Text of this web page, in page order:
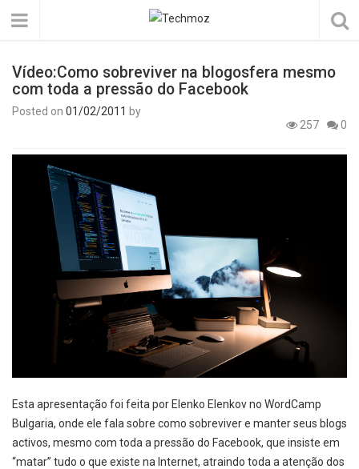
Vídeo:Como sobreviver na blogosfera mesmo
com toda a pressão do Facebook
Posted on 01/02/2011 by
257
0
Esta apresentação foi feita por Elenko Elenkov no WordCamp
Bulgaria, onde ele fala sobre como sobreviver e manter seus blogs
activos, mesmo com toda a pressão do Facebook, que insiste em
“matar” tudo o que existe na Internet, atraindo toda a atenção dos